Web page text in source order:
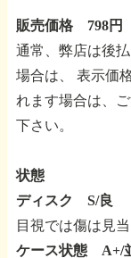
販売価格 798円
通常、弊店は後
場合は、
表示価
れます場合は、
下さい。
状態
ディスク S/良
目視では傷は見
ケース状態 A+/